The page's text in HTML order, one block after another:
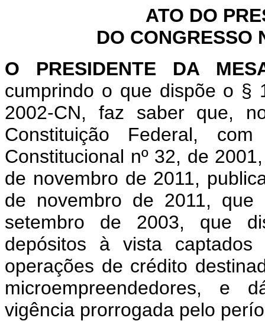
ATO DO
DO CONGRESSO
O PRESIDENTE DA
cumprindo o que dispõe o §
2002-CN, faz saber que,
Constituição Federal,
Constitucional nº 32, de
de novembro de 2011,
de novembro de 2011,
setembro de 2003, que
depósitos à vista captados
operações de crédito
microempreendedores, e
vigência prorrogada pelo